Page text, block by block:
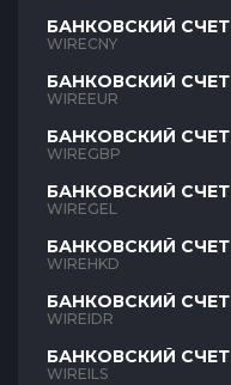
БАНКОВСКИЙ СЧЕТ
CNY
WIRECNY
БАНКОВСКИЙ СЧЕТ
EUR
WIREEUR
БАНКОВСКИЙ СЧЕТ
GBP
WIREGBP
БАНКОВСКИЙ СЧЕТ
GEL
WIREGEL
БАНКОВСКИЙ СЧЕТ
HKD
WIREHKD
БАНКОВСКИЙ СЧЕТ
IDR
WIREIDR
БАНКОВСКИЙ СЧЕТ
ILS
WIREILS